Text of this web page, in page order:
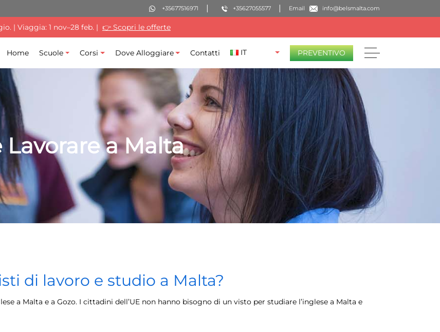
+35677516971 +35627055577 Email info@belsmalta.com
| Viaggia: 1 nov–28 feb. | 👉 Scopri le offerte
Home Scuole Corsi Dove Alloggiare Contatti IT PREVENTIVO
a Malta
di lavoro e studio a Malta?
a Malta e a Gozo. I cittadini dell’UE non hanno bisogno di un visto per studiare l’inglese a Malta e